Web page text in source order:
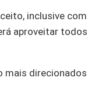
inclusive com
aproveitar todos
mais direcionados